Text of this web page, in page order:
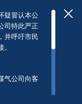
疑冒认本公
司特此严正
并呼吁市民
气公司向客